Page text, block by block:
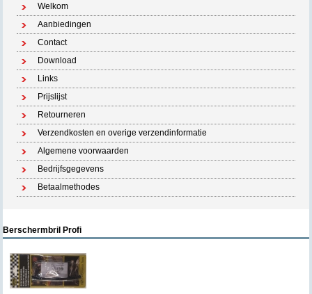
Welkom
Aanbiedingen
Contact
Download
Links
Prijslijst
Retourneren
Verzendkosten en overige verzendinformatie
Algemene voorwaarden
Bedrijfsgegevens
Betaalmethodes
Berschermbril Profi